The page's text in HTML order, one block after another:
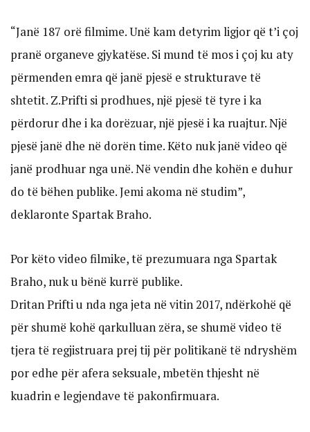
“Janë 187 orë filmime. Unë kam detyrim ligjor që t’i çoj
pranë organeve gjykatëse. Si mund të mos i çoj ku aty
përmenden emra që janë pjesë e strukturave të
shtetit. Z.Prifti si prodhues, një pjesë të tyre i ka
përdorur dhe i ka dorëzuar, një pjesë i ka ruajtur. Një
pjesë janë dhe në dorën time. Këto nuk janë video që
janë prodhuar nga unë. Në vendin dhe kohën e duhur
do të bëhen publike. Jemi akoma në studim”,
deklaronte Spartak Braho.
Por këto video filmike, të prezumuara nga Spartak
Braho, nuk u bënë kurrë publike.
Dritan Prifti u nda nga jeta në vitin 2017, ndërkohë që
për shumë kohë qarkulluan zëra, se shumë video të
tjera të regjistruara prej tij për politikanë të ndryshëm
por edhe për afera seksuale, mbetën thjesht në
kuadrin e legjendave të pakonfirmuara.